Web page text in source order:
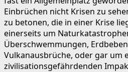
Einbrüchen nicht Krisen zu
zu betonen, die in einer Krise
einerseits um
Überschwemmungen,
Vulkanausbrüche, oder gar um
zivilisationsgefährdenden